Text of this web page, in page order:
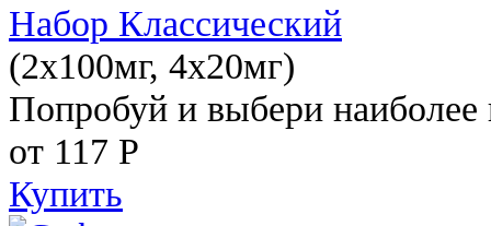
Набор Классический
(2x100мг, 4x20мг)
Попробуй и выбери наиболее
от 117 Р
Купить